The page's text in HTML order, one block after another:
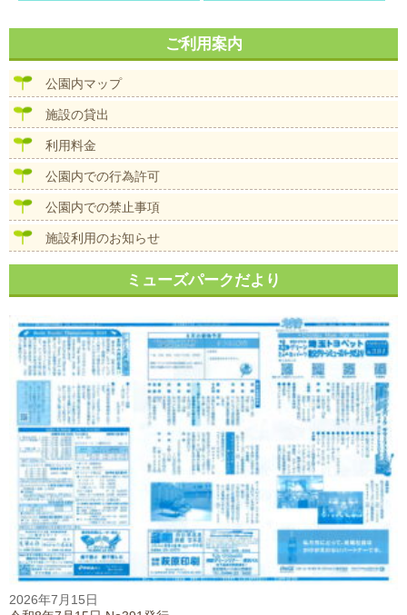
ご利用案内
公園内マップ
施設の貸出
利用料金
公園内での行為許可
公園内での禁止事項
施設利用のお知らせ
ミューズパークだより
2026年7月15日